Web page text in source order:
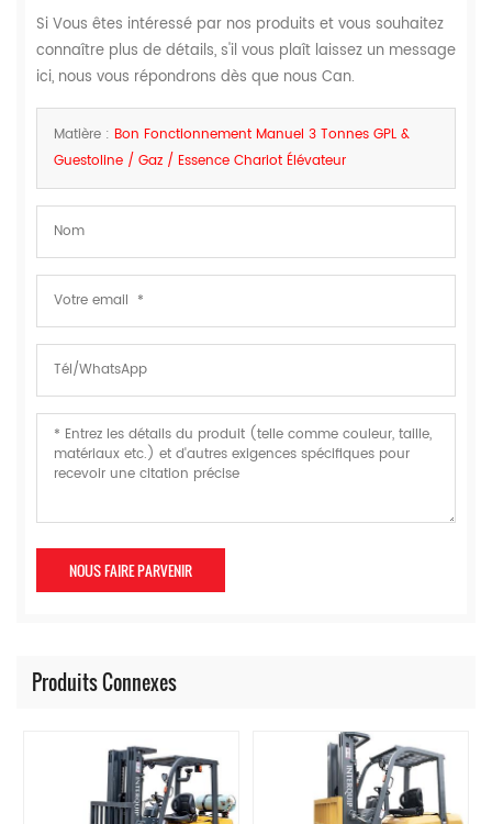
Si Vous êtes intéressé par nos produits et vous souhaitez
connaître plus de détails, s'il vous plaît laissez un message
ici, nous vous répondrons dès que nous Can.
Matière : Bon Fonctionnement Manuel 3 Tonnes GPL &
Guestoline / Gaz / Essence Chariot Élévateur
Produits Connexes